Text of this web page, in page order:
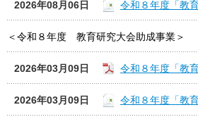
2026年08月06日 令和８年度「教
＜令和８年度 教育研究大会助成事業＞
2026年03月09日 令和８年度「教
2026年03月09日 令和８年度「教